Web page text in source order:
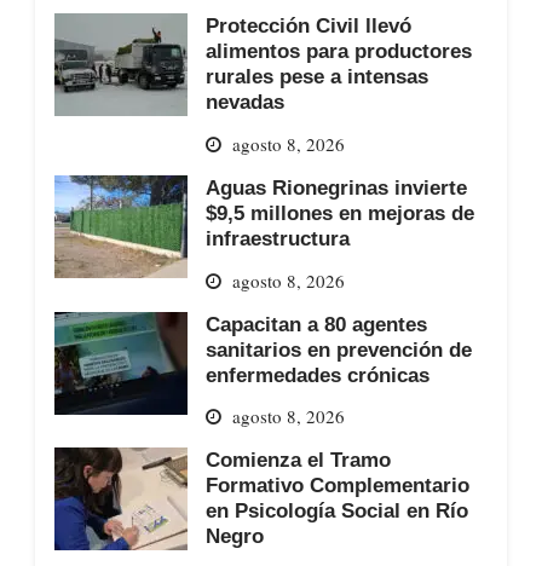
Protección Civil llevó
alimentos para productores
rurales pese a intensas
nevadas
agosto 8, 2026
Aguas Rionegrinas invierte
$9,5 millones en mejoras de
infraestructura
agosto 8, 2026
Capacitan a 80 agentes
sanitarios en prevención de
enfermedades crónicas
agosto 8, 2026
Comienza el Tramo
Formativo Complementario
en Psicología Social en Río
Negro